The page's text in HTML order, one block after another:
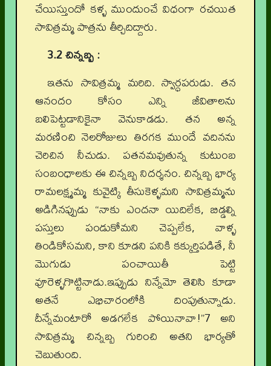
చేయిస్తుందో కళ్ళ ముందుంచే విధంగా రచయిత
సావిత్రమ్మ పాత్రను తీర్చిదిద్దారు.
3.2 చిన్నబ్బ :
ఇతను సావిత్రమ్మ మరిది. స్వార్ధపరుడు. తన
ఆనందం కోసం ఎన్ని జీవితాలను
బలిపెట్టడానికైనా వెనుకాడడు. తన అన్న
మరణించి నెలరోజులు తిరగక ముందే వదినను
చెరిచిన నీచుడు. పతనమవుతున్న కుటుంబ
సంబంధాలకు ఈ చిన్నబ్బ నిదర్శనం. చిన్నబ్బ భార్య
రామలక్ష్మమ్మ కువైట్కి తీసుకెళ్ళమని సావిత్రమ్మను
అడిగినప్పుడు “నాకు ఎందనా యిదిలేక, బిడ్డల్ని
పస్తులు పండుకోమని చెప్పలేక, వాళ్ళ
తిండికోసమని, కాని కూడని పనికి కక్కుర్తిపడితే, నీ
మొగుడు పంచాయితీ పెట్టి
వూరెళ్ళగొట్టినాడు.ఇప్పుడు నిన్నేమో తెలిసి కూడా
అతనే ఎభిచారంలోకి దింపుతున్నాడు.
దీన్నేమంటారో అడగలేక పోయినావా!”7 అని
సావిత్రమ్మ చిన్నబ్బ గురించి అతని భార్యతో
చెబుతుంది.